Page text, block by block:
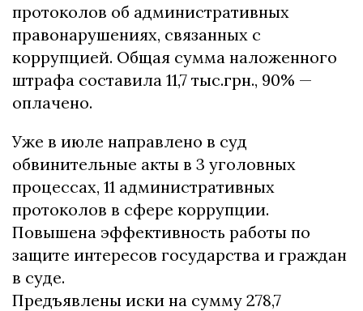
протоколов об административных
правонарушениях, связанных с
коррупцией. Общая сумма наложенного
штрафа составила 11,7 тыс.грн., 90% —
оплачено.
Уже в июле направлено в суд
обвинительные акты в 3 уголовных
процессах, 11 административных
протоколов в сфере коррупции.
Повышена эффективность работы по
защите интересов государства и граждан
в суде.
Предъявлены иски на сумму 278,7